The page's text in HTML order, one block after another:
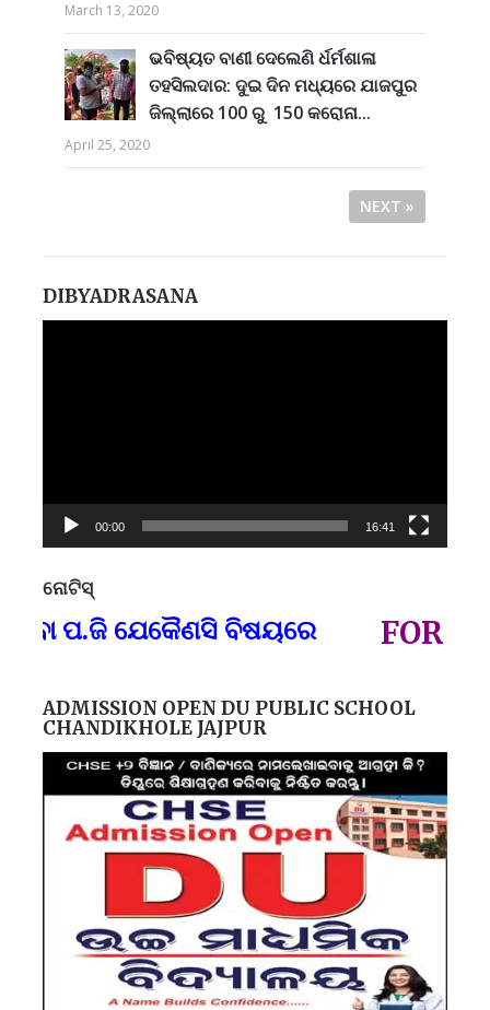
March 13, 2020
ଭବିଷ୍ୟତ ବାଣୀ ଦେଲେଣି ର୍ଧର୍ମଶାଳା
ତହସିଲଦାର: ଦୁଇ ଦିନ ମଧ୍ୟରେ ଯାଜପୁର
ଜିଲ୍ଲାରେ 100 ରୁ 150 କରୋନା...
April 25, 2020
NEXT »
DIBYADRASANA
00:00 16:41
ନୋଟିସ୍
ପ.ଜି ଯେକୈଣସି ବିଷୟରେ FOR
ADMISSION OPEN DU PUBLIC SCHOOL
CHANDIKHOLE JAJPUR